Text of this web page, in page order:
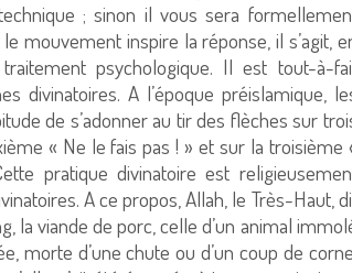
; sinon il vous sera
mouvement inspire la réponse, il s’agit,
psychologique. Il est tout-à-
divinatoires. A l’époque préislamique,
de s’adonner au tir des flèches sur
« Ne le fais pas ! » et sur la troisième
pratique divinatoire est
A ce propos, Allah, le Très-Haut,
la viande de porc, celle d’un animal
morte d’une chute ou d’un coup de